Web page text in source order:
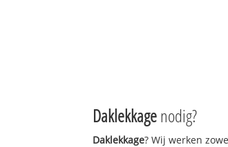
Daklekkagenodig?
Daklekkage? Wij werken